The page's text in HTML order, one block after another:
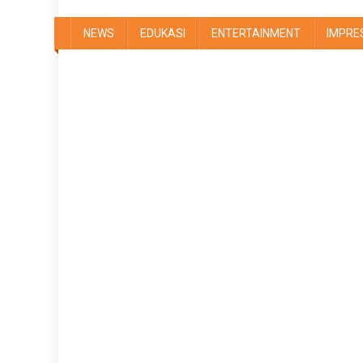
NEWS EDUKASI ENTERTAINMENT